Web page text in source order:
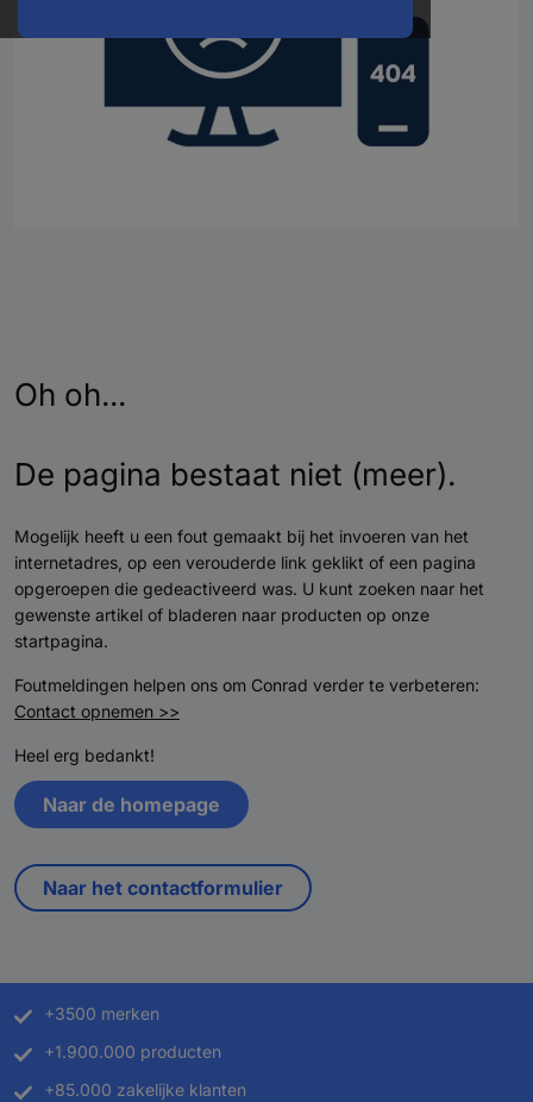
Oh oh...
De pagina bestaat niet (meer).
Mogelijk heeft u een fout gemaakt bij het invoeren van het
internetadres, op een verouderde link geklikt of een pagina
opgeroepen die gedeactiveerd was. U kunt zoeken naar het
gewenste artikel of bladeren naar producten op onze
startpagina.
Foutmeldingen helpen ons om Conrad verder te verbeteren:
Contact opnemen >>
Heel erg bedankt!
Naar de homepage
Naar het contactformulier
+3500 merken
+1.900.000 producten
+85.000 zakelijke klanten